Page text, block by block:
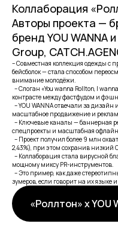
Коллаборация
Авторы проекта —
бренд YOU WANNA
Group,
– Совместная коллекция одежды с
бейсболок — стала способом
внимание молодёжи.
– Слоган «You wanna Rollton, I
контрасте между фастфудом и
– YOU WANNA отвечали за
масштабное продвижение и
– Ключевые каналы — баннерная
спецпроекты и масштабная
– Проект получил более 9 млн
2,43%), при этом сохранив низкий
– Коллаборация стала вирусной
мощному миксу PR-инструментов.
– Это пример, как даже
зумеров, если говорит на их языке
«Роллтон» x YOU